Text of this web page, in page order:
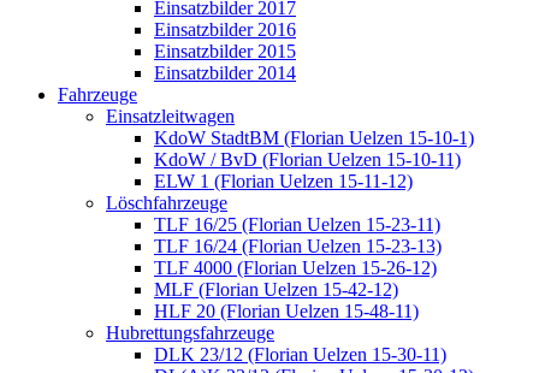
Einsatzbilder 2017
Einsatzbilder 2016
Einsatzbilder 2015
Einsatzbilder 2014
Fahrzeuge
Einsatzleitwagen
KdoW StadtBM (Florian Uelzen 15-10-1)
KdoW / BvD (Florian Uelzen 15-10-11)
ELW 1 (Florian Uelzen 15-11-12)
Löschfahrzeuge
TLF 16/25 (Florian Uelzen 15-23-11)
TLF 16/24 (Florian Uelzen 15-23-13)
TLF 4000 (Florian Uelzen 15-26-12)
MLF (Florian Uelzen 15-42-12)
HLF 20 (Florian Uelzen 15-48-11)
Hubrettungsfahrzeuge
DLK 23/12 (Florian Uelzen 15-30-11)